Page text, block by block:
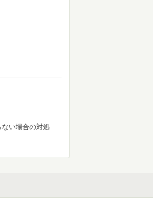
い場合の対処